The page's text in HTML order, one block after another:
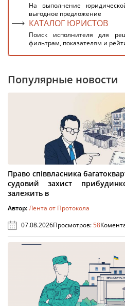
На выполнение
выгодное предложение
КАТАЛОГ ЮРИСТОВ
Поиск исполнителя для
фильтрам, показателям и
Популярные новости
Право співвласника
судовий захист
залежить в
Автор:Лента от Протокола
07.08.2026Просмотров:58